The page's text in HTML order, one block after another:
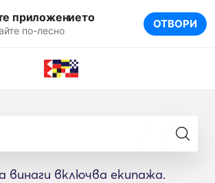
приложението
по-лесно ОТВОРИ
винаги включва екипажа.